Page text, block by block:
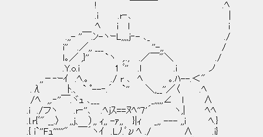
! ￣￣￣ .ﾍ
.i .r‐､ | 急遽編入され
ﾍ i l i
.,,- ''￣.ﾝ-ヽｰL,,,,j‐- ､_ ./
i'' .／,, ___ ''-,, /
ｌ｡／ ,}'' `ヽ ,.., .／￣"＼ ./
.Y.o.i 1 ﾞ'' .l .i ノ
,,－‐ｰｲ .ﾍ.｡ ./ r ､ ﾍ ｡.ﾊ--.＜"
.λ ﾄ.、 ` ﾟ--‐.´ `'' ＼,__''／〈 .ﾍ
/ﾍ ,,.‐''￣.ヾｭ ､___ _,,,,,∠ ｌ ∧
.i ./フヽ .r‐''､ .ﾍjｽ==ﾇﾍ''7'´ ヽ,| ﾍﾍ
.l.r{ﾞ" __.〉 ,,j、 ）,, ｨ,, -ｧ,, }|ｨ _,, --- ,,i ﾍ.}
.{ i`''Fｭ''''''" ￣´ヽｲ .Lﾉ.ﾞνﾍ ./ ∧ .i}